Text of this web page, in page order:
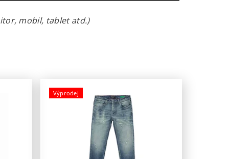
mobil, tablet atd.)
Výprodej